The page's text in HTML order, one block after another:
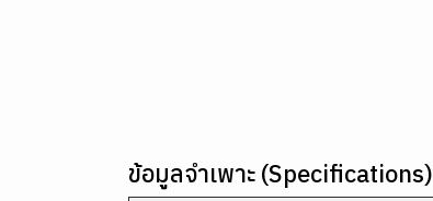
ข้อมูลจำเพาะ (Specifications)